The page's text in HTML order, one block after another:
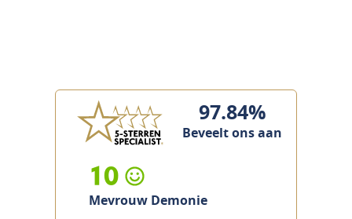
97.84%
Beveelt ons aan
10
Mevrouw Demonie